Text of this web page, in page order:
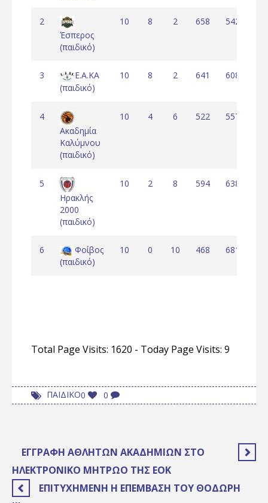
2
Έσπερος
(παιδικό)
10 8 2 658 542
3
Ε.Α.ΚΑ
(παιδικό)
10 8 2 641 608
4
Ακαδημία
Καλύμνου
(παιδικό)
10 4 6 522 557
5
Ηρακλής
2000
(παιδικό)
10 2 8 594 638
6
Φοίβος
(παιδικό)
10 0 10 468 681
Total Page Visits: 1620 - Today Page Visits: 9
0
0
ΠΑΙΔΙΚΟ
ΕΓΓΡΑΦΉ ΑΘΛΗΤΏΝ ΑΚΑΔΗΜΙΏΝ ΣΤΟ
ΗΛΕΚΤΡΟΝΙΚΌ ΜΗΤΡΏΟ ΤΗΣ ΕΟΚ
ΕΠΙΤΥΧΗΜΈΝΗ Η ΕΠΈΜΒΑΣΗ ΤΟΥ ΘΟΔΩΡΉ